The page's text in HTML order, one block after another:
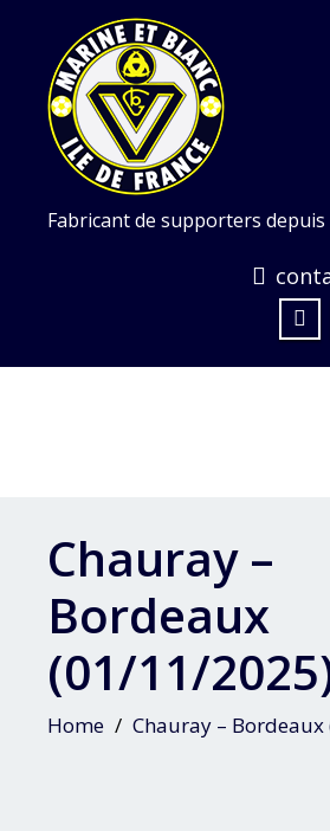
content
Fabricant de supporters depuis
Chauray –
Bordeaux
(01/11/
Home Chauray –